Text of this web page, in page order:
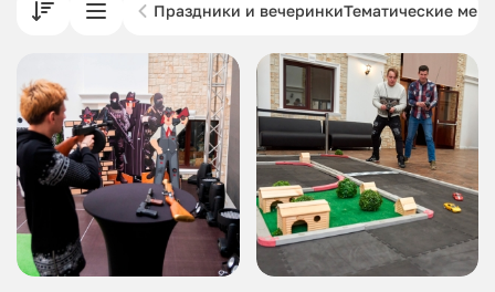
Праздники и вечеринкиТематические